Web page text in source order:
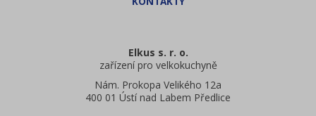
Elkus s. r. o.
zařízení pro velkokuchyně
Nám. Prokopa Velikého 12a
400 01 Ústí nad Labem Předlice